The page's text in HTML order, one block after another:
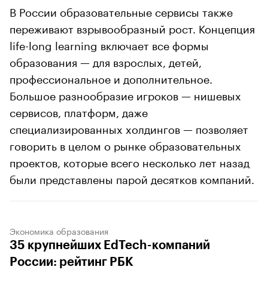
В России образовательные сервисы также
переживают взрывообразный рост. Концепция
life-long learning включает все формы
образования — для взрослых, детей,
профессиональное и дополнительное.
Большое разнообразие игроков — нишевых
сервисов, платформ, даже
специализированных холдингов — позволяет
говорить в целом о рынке образовательных
проектов, которые всего несколько лет назад
были представлены парой десятков компаний.
Экономика образования
35 крупнейших EdTech-компаний
России: рейтинг РБК